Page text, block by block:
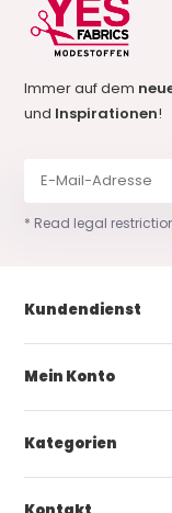
Immer auf dem
und Inspirationen!
* Read legal
Kundendienst
Mein Konto
Kategorien